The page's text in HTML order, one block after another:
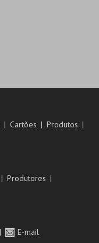
Cartões
Produtos
Produtores
E-mail